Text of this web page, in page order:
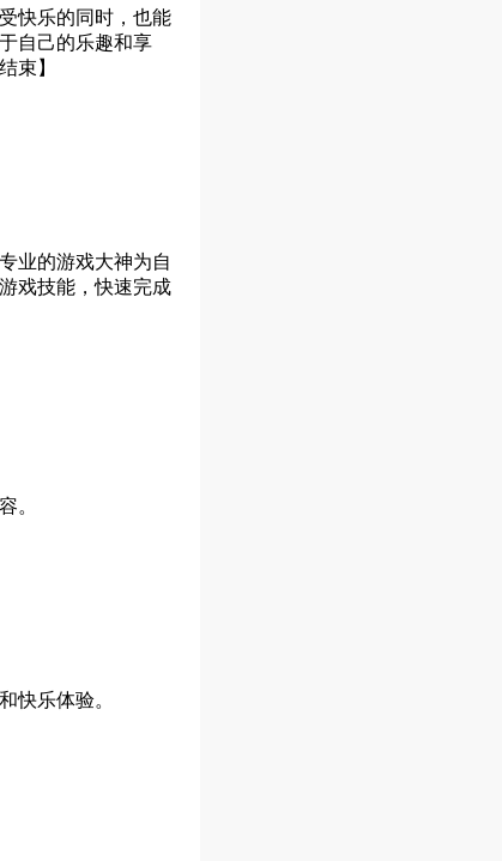
快乐的同时，也能
自己的乐趣和享
束】
业的游戏大神为自
戏技能，快速完成
。
快乐体验。